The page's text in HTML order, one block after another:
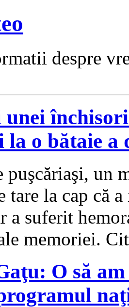
despre
la o bătaie
un
tare la cap că
a suferit
memoriei.
O să